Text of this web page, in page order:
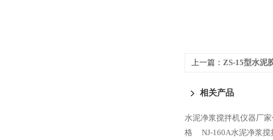
上一篇： ZS-15型水泥
相关产品
水泥净浆搅拌机仪器厂
格
NJ-160A水泥净浆搅